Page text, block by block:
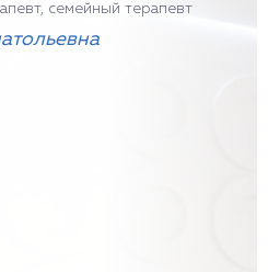
семейный терапевт